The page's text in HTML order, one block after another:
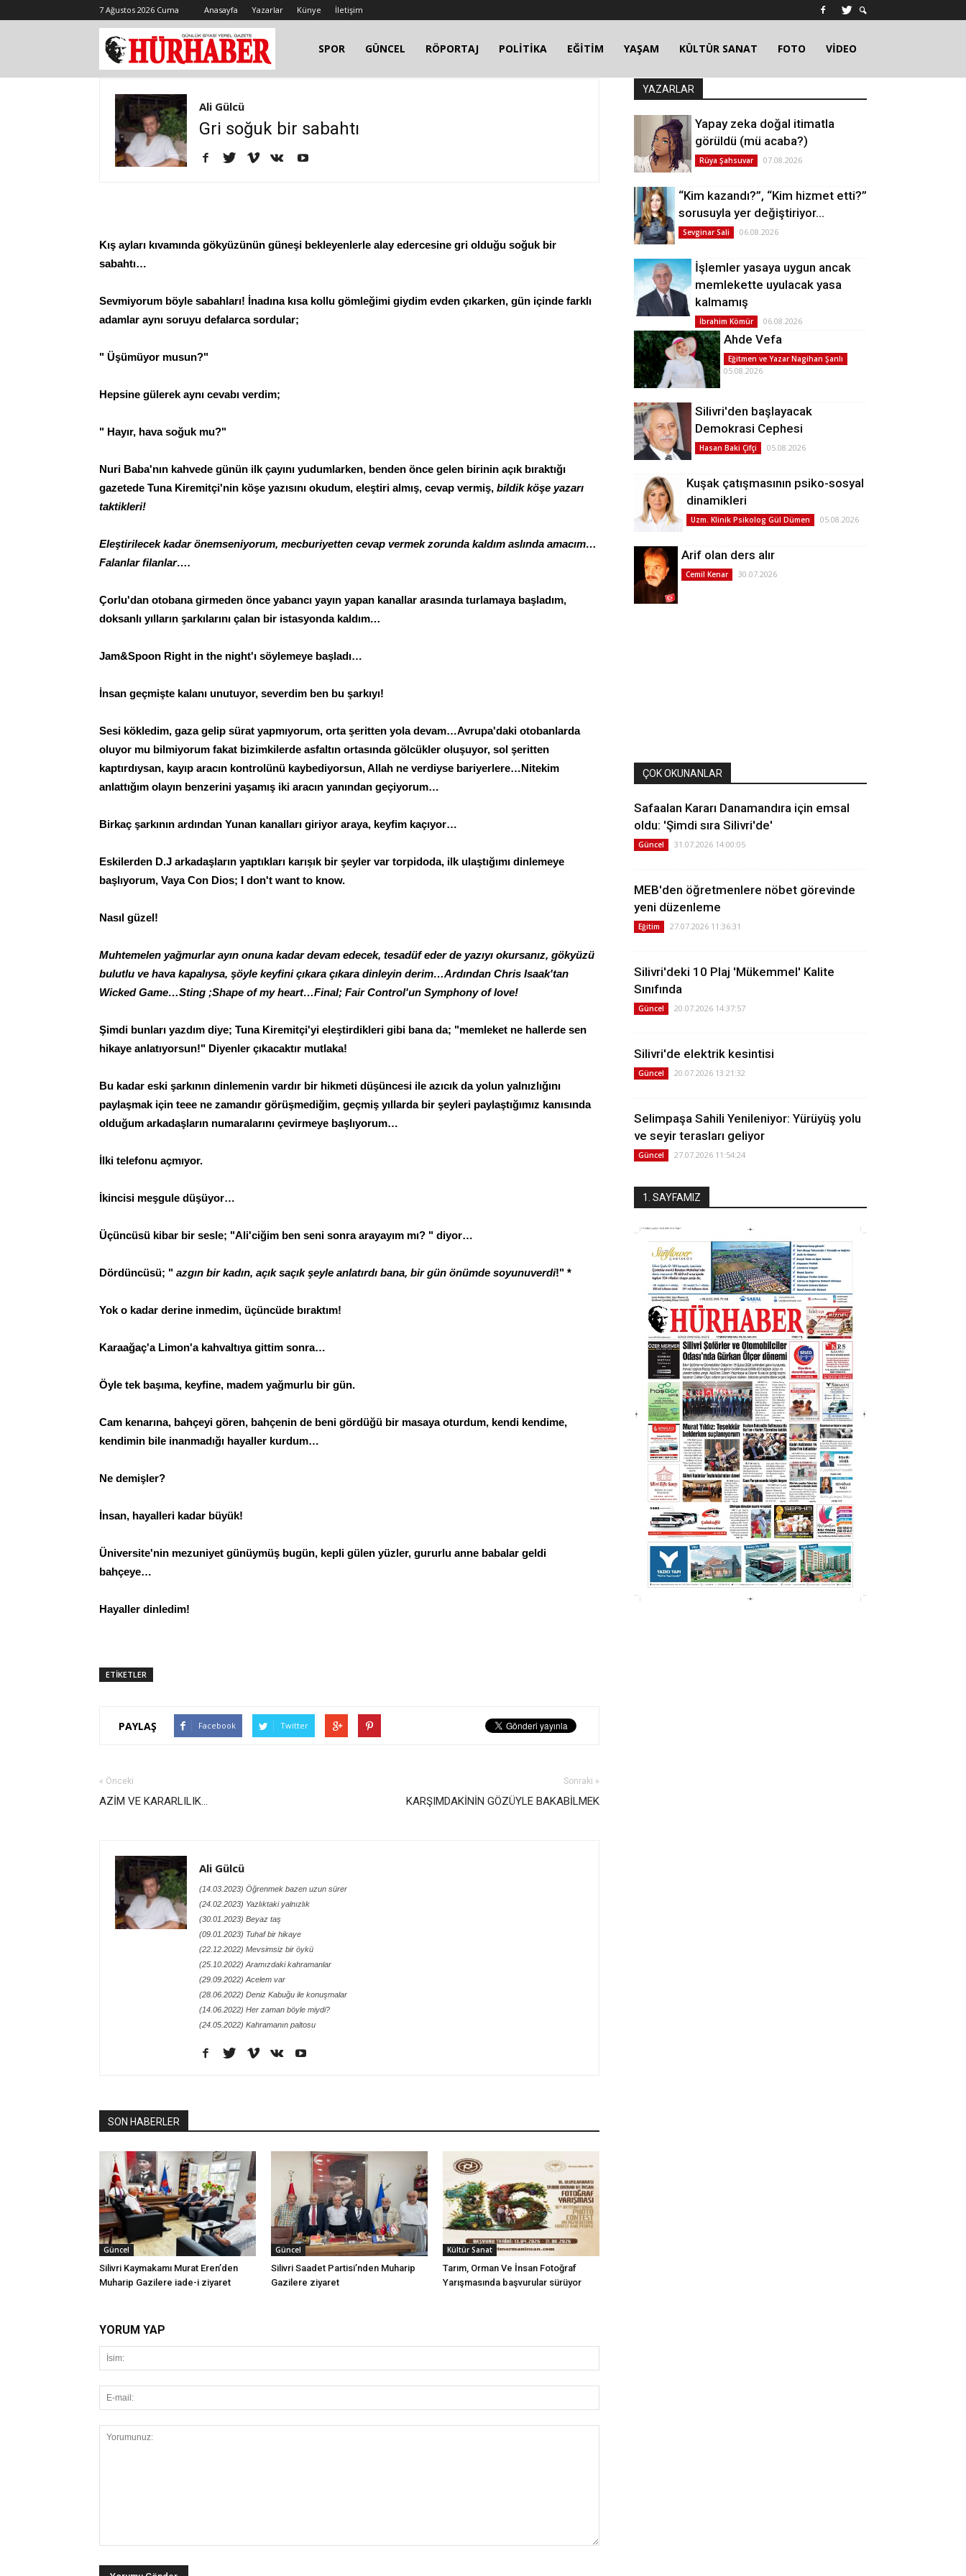
7 Ağustos 2026 Cuma Anasayfa Yazarlar Künye İletişim
SPOR GÜNCEL RÖPORTAJ POLİTİKA EĞİTİM YAŞAM KÜLTÜR SANAT FOTO VİDEO
Ali Gülcü
Gri soğuk bir sabahtı
Kış ayları kıvamında gökyüzünün güneşi bekleyenlerle alay edercesine gri olduğu soğuk bir
sabahtı…
Sevmiyorum böyle sabahları! İnadına kısa kollu gömleğimi giydim evden çıkarken, gün içinde farklı
adamlar aynı soruyu defalarca sordular;
" Üşümüyor musun?"
Hepsine gülerek aynı cevabı verdim;
" Hayır, hava soğuk mu?"
Nuri Baba'nın kahvede günün ilk çayını yudumlarken, benden önce gelen birinin açık bıraktığı
gazetede Tuna Kiremitçi'nin köşe yazısını okudum, eleştiri almış, cevap vermiş, bildik köşe yazarı
taktikleri!
Eleştirilecek kadar önemseniyorum, mecburiyetten cevap vermek zorunda kaldım aslında amacım…
Falanlar filanlar….
Çorlu'dan otobana girmeden önce yabancı yayın yapan kanallar arasında turlamaya başladım,
doksanlı yılların şarkılarını çalan bir istasyonda kaldım…
Jam&Spoon Right in the night'ı söylemeye başladı…
İnsan geçmişte kalanı unutuyor, severdim ben bu şarkıyı!
Sesi kökledim, gaza gelip sürat yapmıyorum, orta şeritten yola devam…Avrupa'daki otobanlarda
oluyor mu bilmiyorum fakat bizimkilerde asfaltın ortasında gölcükler oluşuyor, sol şeritten
kaptırdıysan, kayıp aracın kontrolünü kaybediyorsun, Allah ne verdiyse bariyerlere…Nitekim
anlattığım olayın benzerini yaşamış iki aracın yanından geçiyorum…
Birkaç şarkının ardından Yunan kanalları giriyor araya, keyfim kaçıyor…
Eskilerden D.J arkadaşların yaptıkları karışık bir şeyler var torpidoda, ilk ulaştığımı dinlemeye
başlıyorum, Vaya Con Dios; I don't want to know.
Nasıl güzel!
Muhtemelen yağmurlar ayın onuna kadar devam edecek, tesadüf eder de yazıyı okursanız, gökyüzü
bulutlu ve hava kapalıysa, şöyle keyfini çıkara çıkara dinleyin derim…Ardından Chris Isaak'tan
Wicked Game…Sting ;Shape of my heart…Final; Fair Control'un Symphony of love!
Şimdi bunları yazdım diye; Tuna Kiremitçi'yi eleştirdikleri gibi bana da; "memleket ne hallerde sen
hikaye anlatıyorsun!" Diyenler çıkacaktır mutlaka!
Bu kadar eski şarkının dinlemenin vardır bir hikmeti düşüncesi ile azıcık da yolun yalnızlığını
paylaşmak için teee ne zamandır görüşmediğim, geçmiş yıllarda bir şeyleri paylaştığımız kanısında
olduğum arkadaşların numaralarını çevirmeye başlıyorum…
İlki telefonu açmıyor.
İkincisi meşgule düşüyor…
Üçüncüsü kibar bir sesle; "Ali'ciğim ben seni sonra arayayım mı? " diyor…
Dördüncüsü; " azgın bir kadın, açık saçık şeyle anlatırdı bana, bir gün önümde soyunuverdi!" *
Yok o kadar derine inmedim, üçüncüde bıraktım!
Karaağaç'a Limon'a kahvaltıya gittim sonra…
Öyle tek başıma, keyfine, madem yağmurlu bir gün.
Cam kenarına, bahçeyi gören, bahçenin de beni gördüğü bir masaya oturdum, kendi kendime,
kendimin bile inanmadığı hayaller kurdum…
Ne demişler?
İnsan, hayalleri kadar büyük!
Üniversite'nin mezuniyet günüymüş bugün, kepli gülen yüzler, gururlu anne babalar geldi
bahçeye…
Hayaller dinledim!
ETİKETLER
PAYLAŞ Facebook Twitter
« Önceki
AZİM VE KARARLILIK...
Sonraki »
KARŞIMDAKİNİN GÖZÜYLE BAKABİLMEK
Ali Gülcü
(14.03.2023) Öğrenmek bazen uzun sürer
(24.02.2023) Yazlıktaki yalnızlık
(30.01.2023) Beyaz taş
(09.01.2023) Tuhaf bir hikaye
(22.12.2022) Mevsimsiz bir öykü
(25.10.2022) Aramızdaki kahramanlar
(29.09.2022) Acelem var
(28.06.2022) Deniz Kabuğu ile konuşmalar
(14.06.2022) Her zaman böyle miydi?
(24.05.2022) Kahramanın paltosu
SON HABERLER
Güncel
Silivri Kaymakamı Murat Eren’den
Muharip Gazilere iade-i ziyaret
Güncel
Silivri Saadet Partisi’nden Muharip
Gazilere ziyaret
Kültür Sanat
Tarım, Orman Ve İnsan Fotoğraf
Yarışmasında başvurular sürüyor
YORUM YAP
YAZARLAR
Yapay zeka doğal itimatla
görüldü (mü acaba?)
Rüya Şahsuvar 07.08.2026
“Kim kazandı?”, “Kim hizmet etti?”
sorusuyla yer değiştiriyor…
Sevginar Sali 06.08.2026
İşlemler yasaya uygun ancak
memlekette uyulacak yasa
kalmamış
İbrahim Kömür 06.08.2026
Ahde Vefa
Eğitmen ve Yazar Nagihan Şanlı
05.08.2026
Silivri'den başlayacak
Demokrasi Cephesi
Hasan Baki Çifçi 05.08.2026
Kuşak çatışmasının psiko-sosyal
dinamikleri
Uzm. Klinik Psikolog Gül Dümen 05.08.2026
Arif olan ders alır
Cemil Kenar 30.07.2026
ÇOK OKUNANLAR
Safaalan Kararı Danamandıra için emsal
oldu: 'Şimdi sıra Silivri'de'
Güncel 31.07.2026 14:00:05
MEB'den öğretmenlere nöbet görevinde
yeni düzenleme
Eğitim 27.07.2026 11:36:31
Silivri'deki 10 Plaj 'Mükemmel' Kalite
Sınıfında
Güncel 20.07.2026 14:37:57
Silivri'de elektrik kesintisi
Güncel 20.07.2026 13:21:32
Selimpaşa Sahili Yenileniyor: Yürüyüş yolu
ve seyir terasları geliyor
Güncel 27.07.2026 11:54:24
1. SAYFAMIZ